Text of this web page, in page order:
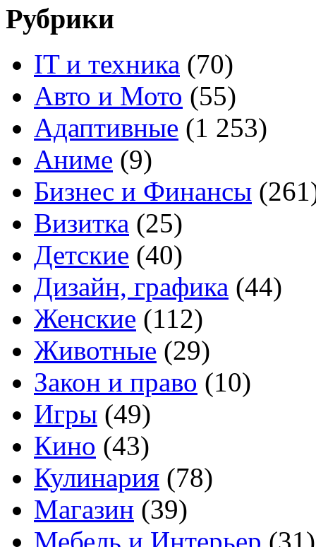
Рубрики
IT и техника (70)
Авто и Мото (55)
Адаптивные (1 253)
Аниме (9)
Бизнес и Финансы
Визитка (25)
Детские (40)
Дизайн, графика (44)
Женские (112)
Животные (29)
Закон и право (10)
Игры (49)
Кино (43)
Кулинария (78)
Магазин (39)